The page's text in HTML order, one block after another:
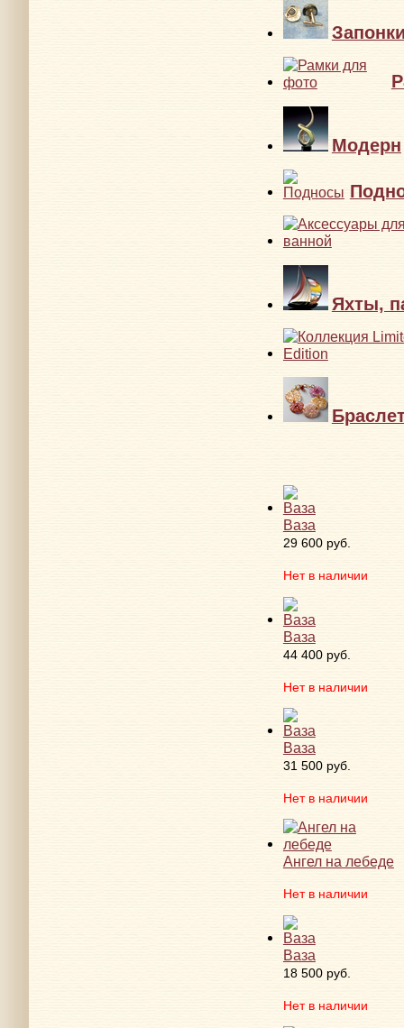
Модерн
Яхты,
Ваза
29 600 руб.
Нет в наличии
Ваза
44 400 руб.
Нет в наличии
Ваза
31 500 руб.
Нет в наличии
Ангел на лебеде
Нет в наличии
Ваза
18 500 руб.
Нет в наличии